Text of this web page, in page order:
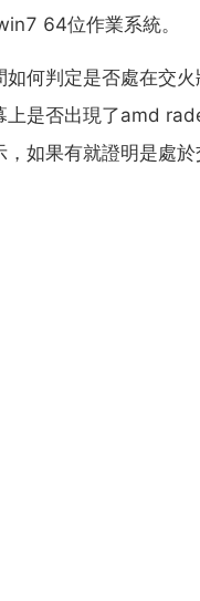
64位作業系統。
如何判定是否處在交
上是否出現了amd
如果有就證明是處